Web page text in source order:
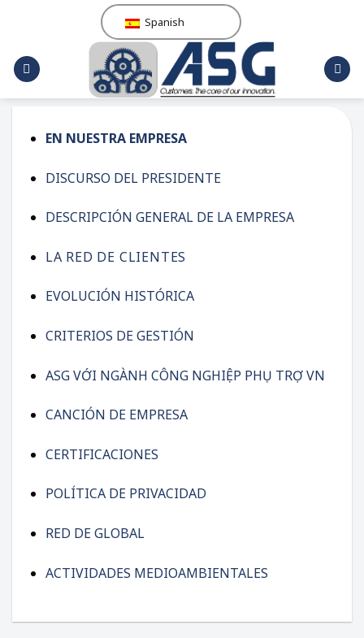
Spanish
EN NUESTRA EMPRESA
DISCURSO DEL PRESIDENTE
DESCRIPCIÓN GENERAL DE LA EMPRESA
LA RED DE CLIENTES
EVOLUCIÓN HISTÓRICA
CRITERIOS DE GESTIÓN
ASG VỚI NGÀNH CÔNG NGHIỆP PHỤ TRỢ VN
CANCIÓN DE EMPRESA
CERTIFICACIONES
POLÍTICA DE PRIVACIDAD
RED DE GLOBAL
ACTIVIDADES MEDIOAMBIENTALES